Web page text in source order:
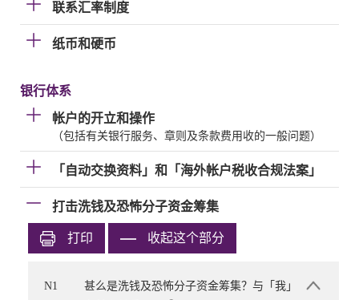
联系汇率制度
纸币和硬币
银行体系
帐户的开立和操作
（包括有关银行服务、章则及条款费用收的一般问题）
「自动交换资料」和「海外帐户税收合规法案」
打击洗钱及恐怖分子资金筹集
打印 收起这个部分
N1
甚么是洗钱及恐怖分子资金筹集？与「我」